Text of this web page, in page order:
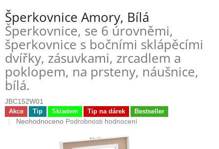
Šperkovnice Amory, Bílá
Šperkovnice, se 6 úrovněmi,
šperkovnice s bočními sklápěcími
dvířky, zásuvkami, zrcadlem a
poklopem, na prsteny, náušnice,
bílá.
JBC152W01
Akce Tip Skladem Tip na dárek Bestseller
Průměrné
Neohodnoceno Podrobnosti hodnocení